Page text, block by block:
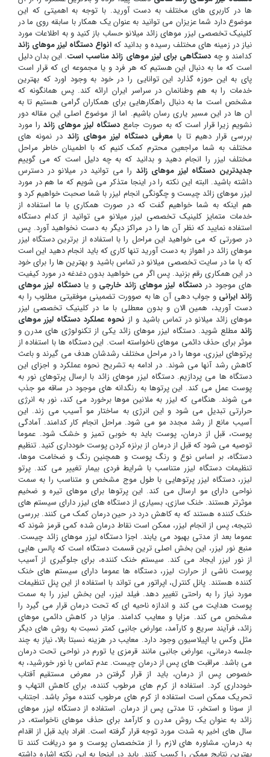
ها در کاربری های مختلف به دست آورید. با توجه به اهمیتی که این
موضوع دارد شما عزیزان می توانید به عنوان یک همکار با سابقه روی ما در
کلینیک تخصصی لیزر موهای زائد میلانوحساب باز کنید و به اطلاعات مورد
نیاز در زمینه های مختلف رسیده و بدانید کهانواع دستگاه لیزر موهای زائد
کدامند و چه دستگاهی برای لیزر موهای زائد مناسب است. این بدان دلیل
است که ما به دنبال این هستیم که هر فرد و یا مجموعه ای که قرار است
پای به این حوزه گذارد این توانایی را در خود به وجود اورد که بهترین
خدمات را به هم وطنانمان در سراسر ایران ارائه کند. پس همانگونه که
مشخص است ما به دنبال راهکارهایی برای همکاران گرامی هستیم تا به
ان ها در این مسیر یاری رسان باشیم. اما از موضوع اصلی این مقاله دور
نشویم زیرا قرار است که به صورت جامع دستگاه لیزر موهای زائدرا مورد
بررسی قرار دهیم تا با معرفی دستگاه لیزر موهای زائد در نمونه های
مختلف به شما مراجعین محترم کمک کنیم که با اطمینان خاطر مراحل
مختلف لیزر را انجام دهید و بدانید که به چه دلیل است که می گوییم
جدیدترین دستگاه لیزر موهای زائد را می توانید در میلانو در دسترس
داشته باشید. البته این نکته را در اینجا متذکر می شویم که ما هم در مورد
لیزر موهای زائد چیست و چگونگی انجام لیزر با شما صحبت خواهیم کرد و
هم اینکه به شما خواهیم گفت که در صورت همکاری با ما استفاده از
خدمات متمایز کلینیک تخصصی لیزر میلانو می توانید از کدام دستگاه
استفاده نمایید که نظر آن ها را در مراکز دیگر به دست نخواهید آورد. پس
در صورتی که می خواهید این مراحل را با استفاده از برترین دستگاه لیزر
موهای زائد در اهواز به دست آورید تنها کاری که باید انجام دهید این است
که با ما در سایت تخصصی میلانو در تماس باشید و بهترین ها را برای خود
در این همکاری رقم بزنید. پس اگر می خواهید بدون دغدغه در مورد کیفیت
های موجود دردستگاه لیزر موهای زائد خارجی و یادستگاه لیزر موهای
زائد ایرانی و جواب دهی آن ها به صوورت تضمینی موفقیتی مطلوب را به
دست آورید، همین الان و بدون معطلی با ما در کلینیک تخصصی لیزر
موهای زائد میلانو در تماس باشید و از نحوه عملکرد دستگاه لیزر موهای
زائد مطلع شوید. دستگاه لیزر موهای زائد یکی از تکنولوژی های مدرن و
موثر برای حذف دائمی موهای ناخواسته است. این دستگاه ها با استفاده از
پرتوهای لیزری، موها را در مراحل مختلف رشدشان هدف می گیرند و باعث
کاهش رشد آنها می شوند. در ادامه به تشریح نحوه عملکرد و اجزای این
دستگاه ها می پردازیم. دستگاه لیزر موهای زائد با ارسال پرتوهای نور به
پوست عمل می کند. این پرتوها به رنگدانه های موجود در ساقه مو جذب
می شوند. هنگامی که لیزر به ملانین موها برخورد می کند، نور به انرژی
حرارتی تبدیل می شود و این انرژی به ساختار مو آسیب می زند. این
آسیب مانع از رشد مجدد مو می شود. مراحل انجام کار کدامند. آمادگی
پوست، قبل از درمان، پوست باید به خوبی تمیز و خشک شود. عموما
توصیه می شود که قبل از درمان از برنزه کردن پوست خودداری کنید. تنظیم
دستگاه، بر اساس نوع و رنگ پوست و همچنین رنگ و ضخامت موها،
تنظیمات دستگاه لیزر متناسب با شرایط فردی بیمار تغییر می کند. پرتو
لیزر، دستگاه لیزر پرتوهایی با طول موج مشخص و متناسب را به سمت
نواحی دارای مو ارسال می کند. این پرتوها برای موهای تیره و ضخیم
موثرتر هستند. خنک سازی، بسیاری از دستگاه های لیزر دارای سیستم های
خنک کننده هستند که به کاهش درد در حین درمان کمک می کنند. بررسی
نتیجه، پس از انجام لیزر، ممکن است نقاط درمان شده کمی قرمز شوند که
عموما بعد از مدتی بهبود می یابند. اجزا دستگاه لیزر موهای زائد چیست.
منبع نور لیزر، این بخش اصلی ترین قسمت دستگاه است که پالس هایی
از نور لیزر ایجاد می کند. سیستم خنک کننده، برای جلوگیری از آسیب
پوست ناشی از حرارت لیزر، دستگاه ها عموما دارای سیستم های خنک
کننده هستند. پانل کنترل، اپراتور می تواند با استفاده از این پنل تنظیمات
مورد نیاز را به راحتی تغییر دهد. فیلد لیزر، این بخش لیزر را به سمت
پوست هدایت می کند و اندازه ناحیه ای که تحت درمان قرار می گیرد را
مشخص می کند. مزایا و معایب کدامند. مزایا در کاهش دائمی موهای
زائد، فرآیند سریع و کارآمد، عوارض جانبی کمتر نسبت به روش های دیگر
مثل وکس یا اپیلاسیون وجود دارد. معایب در هزینه نسبتا بالا، نیاز به چند
جلسه درمانی، عوارض جانبی مانند قرمزی یا تورم در نواحی تحت درمان
می باشد. مراقبت های پس از درمان چیست. عدم تماس با نور خورشید، به
خصوص پس از درمان، باید از قرار گرفتن در معرض مستقیم آفتاب
خودداری کرد. استفاده از کرم های مرطوب کننده، برای کاهش التهاب و
تحریک ممکن است استفاده از کرم های مرطوب کننده موثر باشد. اجتناب
از سونا و استخر، تا مدتی پس از درمان. استفاده از دستگاه لیزر موهای
زائد به عنوان یک روش مدرن و کارآمد برای حذف موهای ناخواسته، در
سال های اخیر به شدت مورد توجه قرار گرفته است. افراد باید قبل از اقدام
به درمان، مشاوره های لازم را از متخصصان پوست و مو دریافت کنند تا
بهترین نتایج ممکن را کسب کنند. باید در اینجا به این نکته اشاره داشته